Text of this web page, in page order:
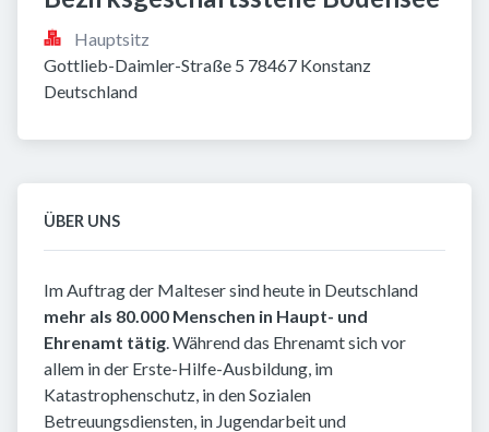
Hauptsitz
Gottlieb-Daimler-Straße 5 78467 Konstanz
Deutschland
ÜBER UNS
Im Auftrag der Malteser sind heute in Deutschland
mehr als 80.000 Menschen in Haupt- und
Ehrenamt tätig. Während das Ehrenamt sich vor
allem in der Erste-Hilfe-Ausbildung, im
Katastrophenschutz, in den Sozialen
Betreuungsdiensten, in Jugendarbeit und